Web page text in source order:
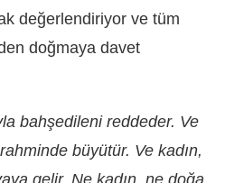
değerlendiriyor ve tüm
doğmaya davet
bahşedileni reddeder. Ve
büyütür. Ve kadın,
gelir. Ne kadın, ne doğa